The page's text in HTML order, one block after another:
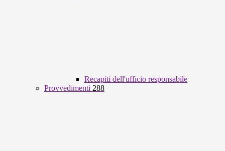
Recapiti dell'ufficio responsabile
Provvedimenti 288